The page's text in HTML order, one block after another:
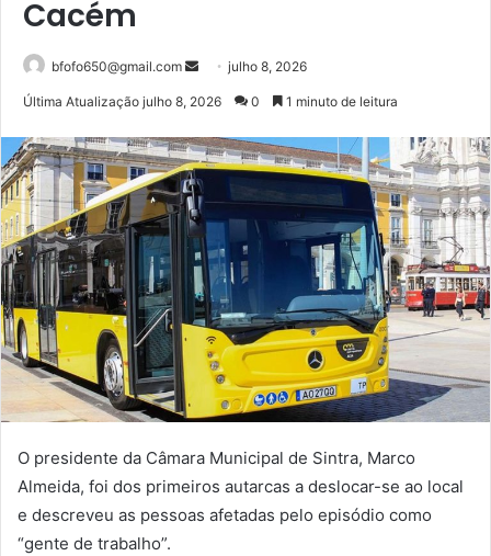
Cacém
bfofo650@gmail.com
Mande
mail
julho 8, 2026
Última Atualização julho 8, 2026 0 1 minuto de leitura
O presidente da Câmara Municipal de Sintra, Marco
Almeida, foi dos primeiros autarcas a deslocar-se ao local
e descreveu as pessoas afetadas pelo episódio como
“gente de trabalho”.